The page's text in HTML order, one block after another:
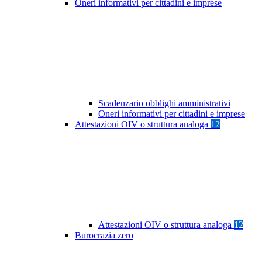
Oneri informativi per cittadini e imprese
Scadenzario obblighi amministrativi
Oneri informativi per cittadini e imprese
Attestazioni OIV o struttura analoga 12
Attestazioni OIV o struttura analoga 12
Burocrazia zero